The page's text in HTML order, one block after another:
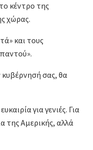
κέντρο της
χώρας.
και τους
σας, θα
για γενιές. Για
της Αμερικής, αλλά